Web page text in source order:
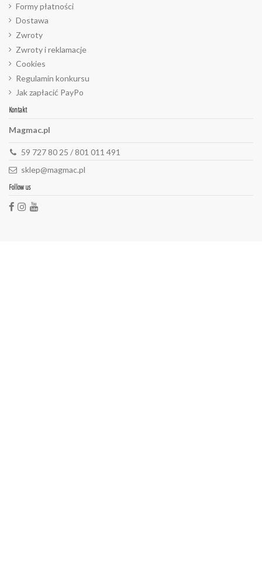
Formy płatności
Dostawa
Zwroty
Zwroty i reklamacje
Cookies
Regulamin konkursu
Jak zapłacić PayPo
Kontakt
Magmac.pl
59 727 80 25 / 801 011 491
sklep@magmac.pl
Follow us